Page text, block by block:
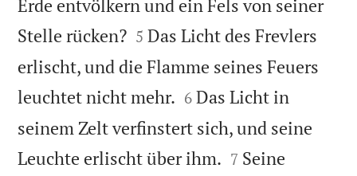
Erde entvölkern und ein Fels von seiner
Stelle rücken?
5 Das Licht des Frevlers
erlischt, und die Flamme seines Feuers
leuchtet nicht mehr. 

6 Das Licht in
seinem Zelt verfinstert sich, und seine
Leuchte erlischt über ihm. 

7 Seine